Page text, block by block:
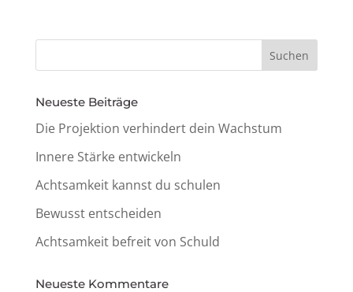
Neueste Beiträge
Die Projek­tion verhin­dert dein Wachstum
Innere Stärke entwickeln
Acht­sam­keit kannst du schulen
Bewusst entschei­den
Acht­sam­keit befreit von Schuld
Neueste Kommen­tare